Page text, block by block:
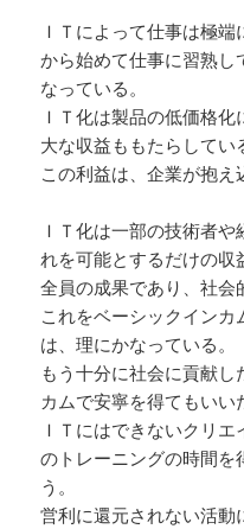
ＩＴによって仕事は極
から始めて仕事に習熟し
なっている。
ＩＴ化は製品の低価格
大な収益ももたらしてい
この利益は、企業が抱え
ＩＴ化は一部の技術者
れを可能とするだけの収
全員の成果であり、社会
これをベーシックイン
は、理にかなっている。
もう十分に社会に貢献
カムで安寧を得てもいい
ＩＴにはできないクリ
のトレーニングの時間を
う。
営利に還元されない活